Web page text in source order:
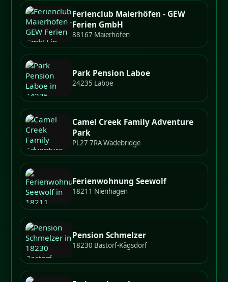
Ferienclub Maierhöfen - GEW
Ferien GmbH
88167 Maierhöfen
Park Pension Laboe
24235 Laboe
Camel Creek Family Adventure
Park
PL27 7RA Wadebridge
Ferienwohnung Seewolf
18211 Nienhagen
Pension Schmelzer
18230 Bastorf-Kägsdorf